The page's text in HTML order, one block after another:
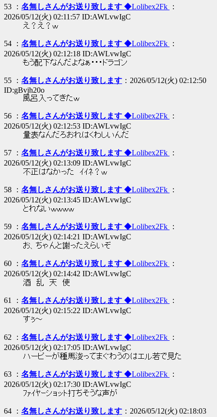
53 ： 名無しさんがお送り致します ◆Lolibex2Fk
：
2026/05/12(火) 02:11:57 ID:AWLvwIgC
え？え？ｗ
54 ： 名無しさんがお送り致します ◆Lolibex2Fk
：
2026/05/12(火) 02:12:18 ID:AWLvwIgC
もう配下なんだよなぁ・・・ドラゴン
55 ： 名無しさんがお送り致します ：2026/05/12(火) 02:12:50
ID:gBvjh20o
風呂入ってきたｗ
56 ： 名無しさんがお送り致します ◆Lolibex2Fk
：
2026/05/12(火) 02:12:53 ID:AWLvwIgC
量表なんだろおれはくわしいんだ
57 ： 名無しさんがお送り致します ◆Lolibex2Fk
：
2026/05/12(火) 02:13:09 ID:AWLvwIgC
不正はなかった ｲｲﾈ？ｗ
58 ： 名無しさんがお送り致します ◆Lolibex2Fk
：
2026/05/12(火) 02:13:45 ID:AWLvwIgC
とれないｗｗｗｗ
59 ： 名無しさんがお送り致します ◆Lolibex2Fk
：
2026/05/12(火) 02:14:21 ID:AWLvwIgC
お、ちゃんと謝ったえらいぞ
60 ： 名無しさんがお送り致します ◆Lolibex2Fk
：
2026/05/12(火) 02:14:42 ID:AWLvwIgC
酒 乱 天 使
61 ： 名無しさんがお送り致します ◆Lolibex2Fk
：
2026/05/12(火) 02:15:22 ID:AWLvwIgC
すぅ～
62 ： 名無しさんがお送り致します ◆Lolibex2Fk
：
2026/05/12(火) 02:17:05 ID:AWLvwIgC
ハーピーが種馬浚ってまぐわうのはエル若で見た
63 ： 名無しさんがお送り致します ◆Lolibex2Fk
：
2026/05/12(火) 02:17:30 ID:AWLvwIgC
ﾌｧｲﾔｰショット打ちそうな声が
64 ： 名無しさんがお送り致します ：2026/05/12(火) 02:18:03